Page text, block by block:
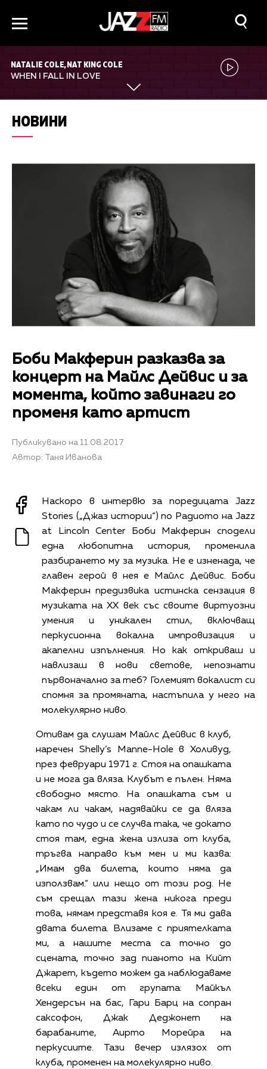
NATALIE COLE, NAT KING COLE
WHEN I FALL IN LOVE
НОВИНИ
Боби Макферин разказва за
концерт на Майлс Дейвис и за
момента, който завинаги го
променя като артист
Публикувано на 11.08.2017
Автор: Таня Иванова
Наскоро в интервю за поредицата Jazz
Stories („Джаз истории“) по Радиото на Jazz
at Lincoln Center Боби Макферин сподели
една любопитна история, променила
разбирането му за музика. Не е изненада, че
главен герой в нея е Майлс Дейвис. Боби
Макферин предизвика истинска сензация в
музиката на XX век със своите виртуозни
умения и уникален стил, включващ
перкусионна вокална импровизация и
акапелни изпълнения. Но как откриваш и
навлизаш в нови светове, непознати
първоначално за теб? Големият вокалист си
спомня за промяната, настъпила у него на
молекулярно ниво.
Отивам да слушам Майлс Дейвис в клуб,
наречен Shelly’s Manne-Hole в Холивуд,
през февруари 1971 г. Стоя на опашката
и не мога да вляза. Клубът е пълен. Няма
свободно място. На опашката съм и
чакам ли чакам, надявайки се да вляза
като по чудо и се случва така, че докато
стоя там, една жена излиза от клуба,
тръгва направо към мен и ми казва:
„Имам два билета, които няма да
използвам.“ или нещо от този род. Не
съм срещал тази жена никога преди
това, нямам представя коя е. Тя ми дава
двата билета. Влизаме с приятелката
ми, а нашите места са точно до
сцената, точно зад пианото на Кийт
Джарет, където можем да наблюдаваме
всеки един от групата: Майкъл
Хендерсън на бас, Гари Барц на сопран
саксофон, Джак Деджонет на
барабаните, Аирто Морейра на
перкусиите. Тази вечер излязох от
клуба, променен на молекулярно ниво.